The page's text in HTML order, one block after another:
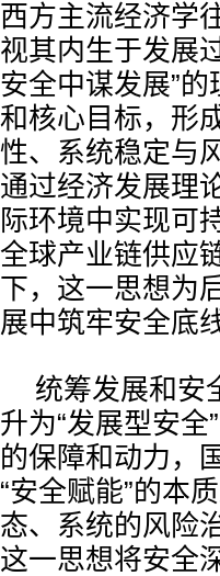
西方主流经济学
视其内生于发展
安全中谋发展”
和核心目标，形
性、系统稳定与
通过经济发展理
际环境中实现可
全球产业链供应
下，这一思想为
展中筑牢安全底
统筹发展和安
升为“发展型安
的保障和动力，
“安全赋能”的本
态、系统的风险
这一思想将安全